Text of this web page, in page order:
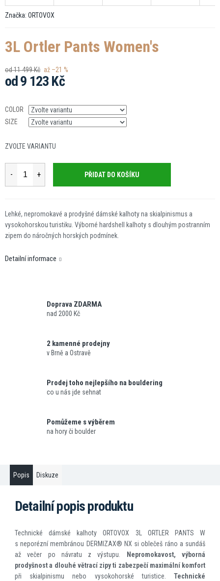
Značka: ORTOVOX
3L Ortler Pants Women's
od 11 499 Kč až –21 %
od 9 123 Kč
cena:
COLOR
SIZE
ZVOLTE VARIANTU
PŘIDAT DO KOŠÍKU
Lehké, nepromokavé a prodyšné dámské kalhoty na skialpinismus a
vysokohorskou turistiku. Výborné hardshell kalhoty s dlouhým postranním
zipem do náročných horských podmínek.
Detailní informace
Doprava ZDARMA
nad 2000 Kč
2 kamenné prodejny
v Brně a Ostravě
Prodej toho nejlepšího na bouldering
co u nás jde sehnat
Pomůžeme s výběrem
na hory či boulder
Popis Diskuze
Detailní popis produktu
Technické dámské kalhoty ORTOVOX 3L ORTLER PANTS W
s neporézní membránou DERMIZAX® NX si oblečeš ráno a sundáš
až večer po návratu z výstupu. Nepromokavost, výborná
prodyšnost a dlouhé větrací zipy ti zabezpečí maximální komfort
při skialpinismu nebo vysokohorské turistice. Technické